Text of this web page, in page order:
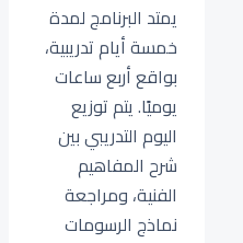
يمتد البرنامج لمدة
خمسة أيام تدريبية،
بواقع أربع ساعات
يوميًا. يتم توزيع
اليوم التدريبي بين
شرح المفاهيم
الفنية، ومراجعة
نماذج الرسومات